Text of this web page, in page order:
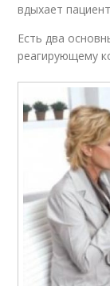
вдыхает
Есть два
реагирующему